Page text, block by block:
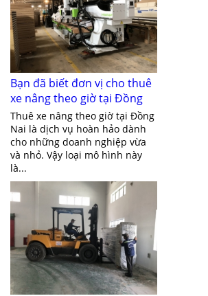
Bạn đã biết đơn vị cho thuê
xe nâng theo giờ tại Đồng
Nai giá rẻ chưa?
Thuê xe nâng theo giờ tại Đồng
Nai là dịch vụ hoàn hảo dành
cho những doanh nghiệp vừa
và nhỏ. Vậy loại mô hình này
là...